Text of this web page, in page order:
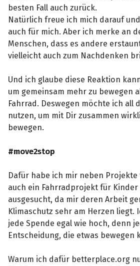
besten Fall auch zurück.
Natürlich freue ich mich darauf
auch für mich. Aber ich merke an
Menschen, dass es andere
vielleicht auch zum Nachdenken
Und ich glaube diese Reaktion
um gemeinsam mehr zu bewegen
Fahrrad. Deswegen möchte ich all
nutzen, um mit Dir zusammen
bewegen.
#move2stop
Dafür habe ich mir neben
auch ein Fahrradprojekt für Kinder
ausgesucht, da mir deren Arbeit
Klimaschutz sehr am Herzen liegt.
jede Spende egal wie hoch, denn
Entscheidung, die etwas bewegen
Warum ich dafür betterplace.org